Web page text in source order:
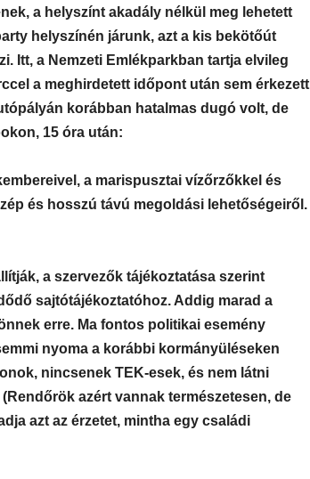
a helyszínt akadály nélkül meg lehetett
helyszínén járunk, azt a kis bekötőút
Itt, a Nemzeti Emlékparkban tartja elvileg
a meghirdetett időpont után sem érkezett
korábban hatalmas dugó volt, de
15 óra után:
a marispusztai vízőrzőkkel és
és hosszú távú megoldási lehetőségeiről.
a szervezők tájékoztatása szerint
sajtótájékoztatóhoz. Addig marad a
erre. Ma fontos politikai esemény
nyoma a korábbi kormányüléseken
nincsenek TEK-esek, és nem látni
azért vannak természetesen, de
azt az érzetet, mintha egy családi